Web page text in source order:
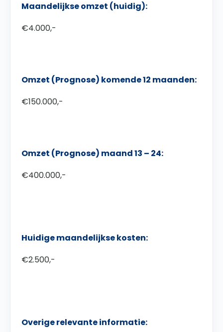
Maandelijkse omzet (huidig):
€4.000,-
Omzet (Prognose) komende 12 maanden:
€150.000,-
Omzet (Prognose) maand 13 – 24:
€400.000,-
Huidige maandelijkse kosten:
€2.500,-
Overige relevante informatie: